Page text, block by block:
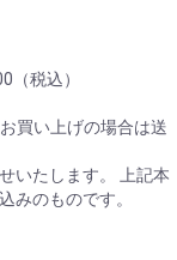
税込）
買い上げの場合は送
いたします。 上記本
みのものです。